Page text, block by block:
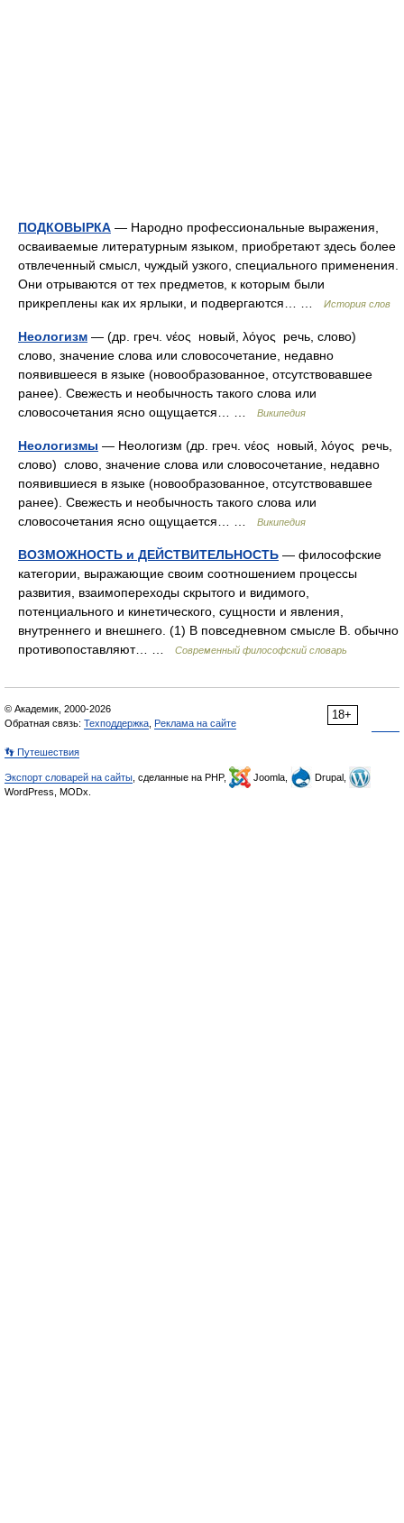
ПОДКОВЫРКА — Народно профессиональные выражения,
осваиваемые литературным языком, приобретают здесь более
отвлеченный смысл, чуждый узкого, специального применения.
Они отрываются от тех предметов, к которым были
прикреплены как их ярлыки, и подвергаются… …
История слов
Неологизм — (др. греч. νέος новый, λόγος речь, слово)
слово, значение слова или словосочетание, недавно
появившееся в языке (новообразованное, отсутствовавшее
ранее). Свежесть и необычность такого слова или
словосочетания ясно ощущается… …
Википедия
Неологизмы — Неологизм (др. греч. νέος новый, λόγος речь,
слово) слово, значение слова или словосочетание, недавно
появившиеся в языке (новообразованное, отсутствовавшее
ранее). Свежесть и необычность такого слова или
словосочетания ясно ощущается… …
Википедия
ВОЗМОЖНОСТЬ и ДЕЙСТВИТЕЛЬНОСТЬ — философские
категории, выражающие своим соотношением процессы
развития, взаимопереходы скрытого и видимого,
потенциального и кинетического, сущности и явления,
внутреннего и внешнего. (1) В повседневном смысле В. обычно
противопоставляют… …
Современный философский словарь
18+
© Академик, 2000-2026
Обратная связь: Техподдержка Реклама на сайте
👣 Путешествия
Экспорт словарей на сайты , сделанные на PHP, Joomla,
Drupal,
WordPress, MODx.